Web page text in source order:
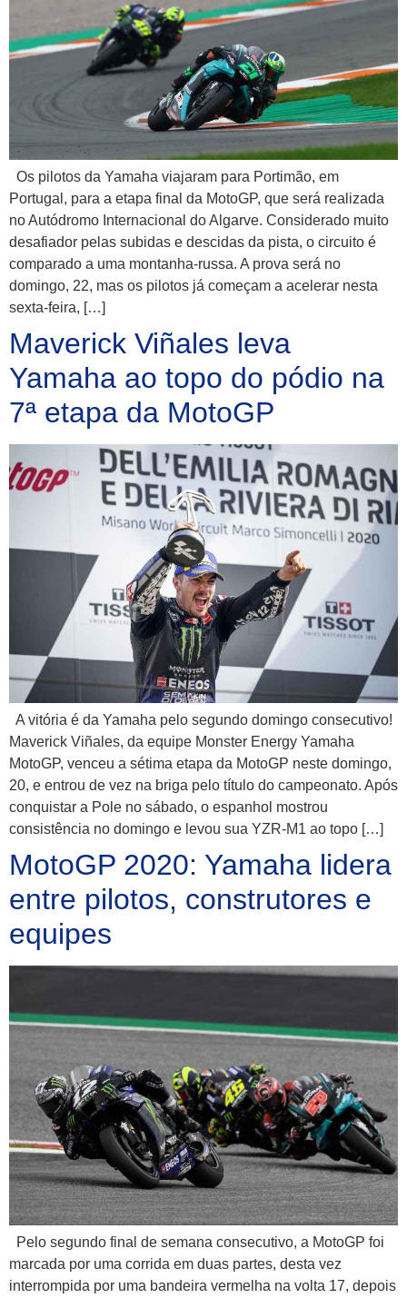
Os pilotos da Yamaha viajaram para Portimão, em
Portugal, para a etapa final da MotoGP, que será realizada
no Autódromo Internacional do Algarve. Considerado muito
desafiador pelas subidas e descidas da pista, o circuito é
comparado a uma montanha-russa. A prova será no
domingo, 22, mas os pilotos já começam a acelerar nesta
sexta-feira, […]
Maverick Viñales leva
Yamaha ao topo do pódio na
7ª etapa da MotoGP
A vitória é da Yamaha pelo segundo domingo consecutivo!
Maverick Viñales, da equipe Monster Energy Yamaha
MotoGP, venceu a sétima etapa da MotoGP neste domingo,
20, e entrou de vez na briga pelo título do campeonato. Após
conquistar a Pole no sábado, o espanhol mostrou
consistência no domingo e levou sua YZR-M1 ao topo […]
MotoGP 2020: Yamaha lidera
entre pilotos, construtores e
equipes
Pelo segundo final de semana consecutivo, a MotoGP foi
marcada por uma corrida em duas partes, desta vez
interrompida por uma bandeira vermelha na volta 17, depois